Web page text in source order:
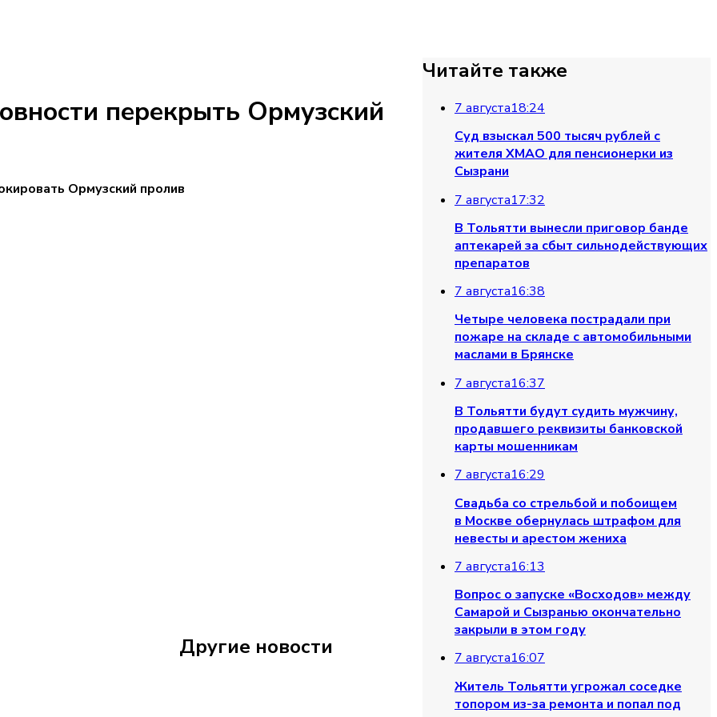
перекрыть Ормузский
Ормузский пролив
Читайте также
7 августа18:24
Суд взыскал 500 тысяч рублей с
жителя ХМАО для пенсионерки из
Сызрани
7 августа17:32
В Тольятти вынесли приговор банде
аптекарей за сбыт сильнодействующих
препаратов
7 августа16:38
Четыре человека пострадали при
пожаре на складе с автомобильными
маслами в Брянске
7 августа16:37
В Тольятти будут судить мужчину,
продавшего реквизиты банковской
карты мошенникам
7 августа16:29
Свадьба со стрельбой и побоищем
в Москве обернулась штрафом для
невесты и арестом жениха
7 августа16:13
Вопрос о запуске «Восходов» между
Самарой и Сызранью окончательно
закрыли в этом году
7 августа16:07
Житель Тольятти угрожал соседке
топором из-за ремонта и попал под
Другие новости